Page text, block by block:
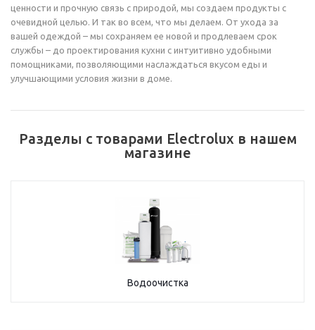
ценности и прочную связь с природой, мы создаем продукты с
очевидной целью. И так во всем, что мы делаем. От ухода за
вашей одеждой – мы сохраняем ее новой и продлеваем срок
службы – до проектирования кухни с интуитивно удобными
помощниками, позволяющими наслаждаться вкусом еды и
улучшающими условия жизни в доме.
Разделы с товарами Electrolux в нашем
магазине
Водоочистка